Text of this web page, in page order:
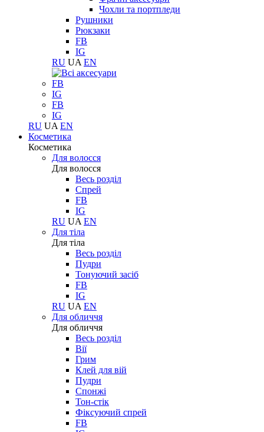
Чохли та портпледи
Рушники
Рюкзаки
FB
IG
RU UA EN
FB
IG
FB
IG
RU UA EN
Косметика
Косметика
Для волосся
Для волосся
Весь розділ
Спрей
FB
IG
RU UA EN
Для тіла
Для тіла
Весь розділ
Пудри
Тонуючий засіб
FB
IG
RU UA EN
Для обличчя
Для обличчя
Весь розділ
Вії
Грим
Клей для вій
Пудри
Спонжі
Тон-стік
Фіксуючий спрей
FB